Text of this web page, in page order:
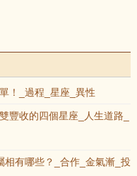
！_過程_星座_異性
豐收的四個星座_人生道路_
相有哪些？_合作_金氣漸_投